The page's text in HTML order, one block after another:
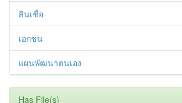
สินเชื่อ
เอกชน
แผนพัฒนาตนเอง
Has File(s)